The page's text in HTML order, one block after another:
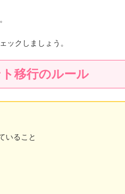
ックしましょう。
移行のルール
いること